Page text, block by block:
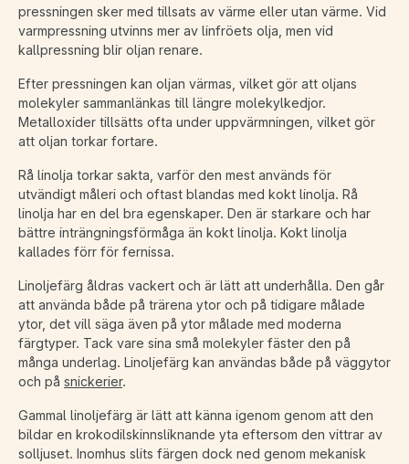
pressningen sker med tillsats av värme eller utan värme. Vid
varmpressning utvinns mer av linfröets olja, men vid
kallpressning blir oljan renare.
Efter pressningen kan oljan värmas, vilket gör att oljans
molekyler sammanlänkas till längre molekylkedjor.
Metalloxider tillsätts ofta under uppvärmningen, vilket gör
att oljan torkar fortare.
Rå linolja torkar sakta, varför den mest används för
utvändigt måleri och oftast blandas med kokt linolja. Rå
linolja har en del bra egenskaper. Den är starkare och har
bättre inträngningsförmåga än kokt linolja. Kokt linolja
kallades förr för fernissa.
Linoljefärg åldras vackert och är lätt att underhålla. Den går
att använda både på trärena ytor och på tidigare målade
ytor, det vill säga även på ytor målade med moderna
färgtyper. Tack vare sina små molekyler fäster den på
många underlag. Linoljefärg kan användas både på väggytor
och på snickerier.
Gammal linoljefärg är lätt att känna igenom genom att den
bildar en krokodilskinnsliknande yta eftersom den vittrar av
solljuset. Inomhus slits färgen dock ned genom mekanisk